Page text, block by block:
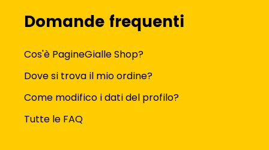
Domande frequenti
Cos'è PagineGialle Shop?
Dove si trova il mio ordine?
Come modifico i dati del profilo?
Tutte le FAQ